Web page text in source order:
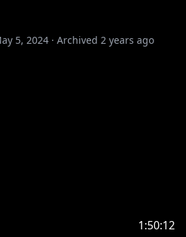
5, 2024 · Archived 2 years ago
1:50:12